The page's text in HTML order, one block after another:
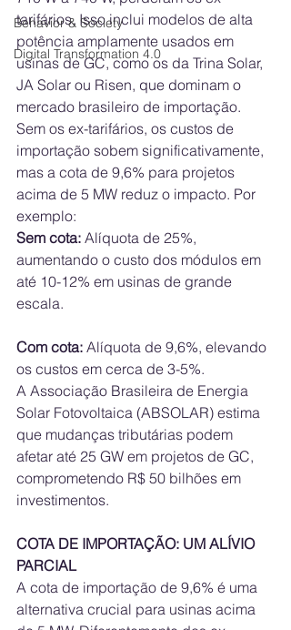
Behavior & Society
Digital Transformation 4.0
tarifários. Isso inclui modelos de alta
potência amplamente usados em
usinas de GC, como os da Trina Solar,
JA Solar ou Risen, que dominam o
mercado brasileiro de importação.
Sem os ex-tarifários, os custos de
importação sobem significativamente,
mas a cota de 9,6% para projetos
acima de 5 MW reduz o impacto. Por
exemplo:
Sem cota: Alíquota de 25%,
aumentando o custo dos módulos em
até 10-12% em usinas de grande
escala.
Com cota: Alíquota de 9,6%, elevando
os custos em cerca de 3-5%.
A Associação Brasileira de Energia
Solar Fotovoltaica (ABSOLAR) estima
que mudanças tributárias podem
afetar até 25 GW em projetos de GC,
comprometendo R$ 50 bilhões em
investimentos.
COTA DE IMPORTAÇÃO: UM ALÍVIO
PARCIAL
A cota de importação de 9,6% é uma
alternativa crucial para usinas acima